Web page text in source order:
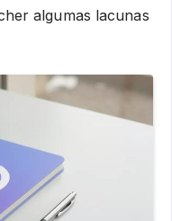
algumas lacunas